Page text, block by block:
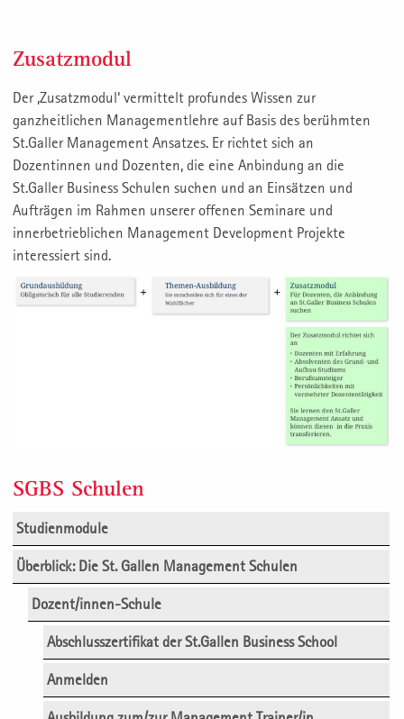
Zusatzmodul
Der ‚Zusatzmodul‘ vermittelt profundes Wissen zur
ganzheitlichen Managementlehre auf Basis des berühmten
St.Galler Management Ansatzes. Er richtet sich an
Dozentinnen und Dozenten, die eine Anbindung an die
St.Galler Business Schulen suchen und an Einsätzen und
Aufträgen im Rahmen unserer offenen Seminare und
innerbetrieblichen Management Development Projekte
interessiert sind.
SGBS Schulen
Studienmodule
Überblick: Die St. Gallen Management Schulen
Dozent/innen-Schule
Abschlusszertifikat der St.Gallen Business School
Anmelden